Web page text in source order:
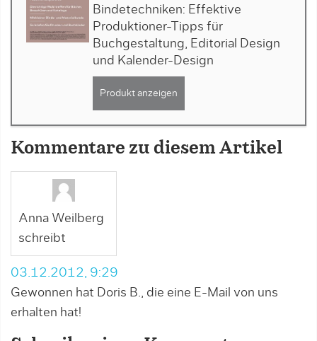
Bindetechniken: Effektive
Produktioner-Tipps für
Buchgestaltung, Editorial Design
und Kalender-Design
Produkt anzeigen
Kommentare zu diesem Artikel
Anna Weilberg
schreibt
03.12.2012, 9:29
Gewonnen hat Doris B., die eine E-Mail von uns
erhalten hat!